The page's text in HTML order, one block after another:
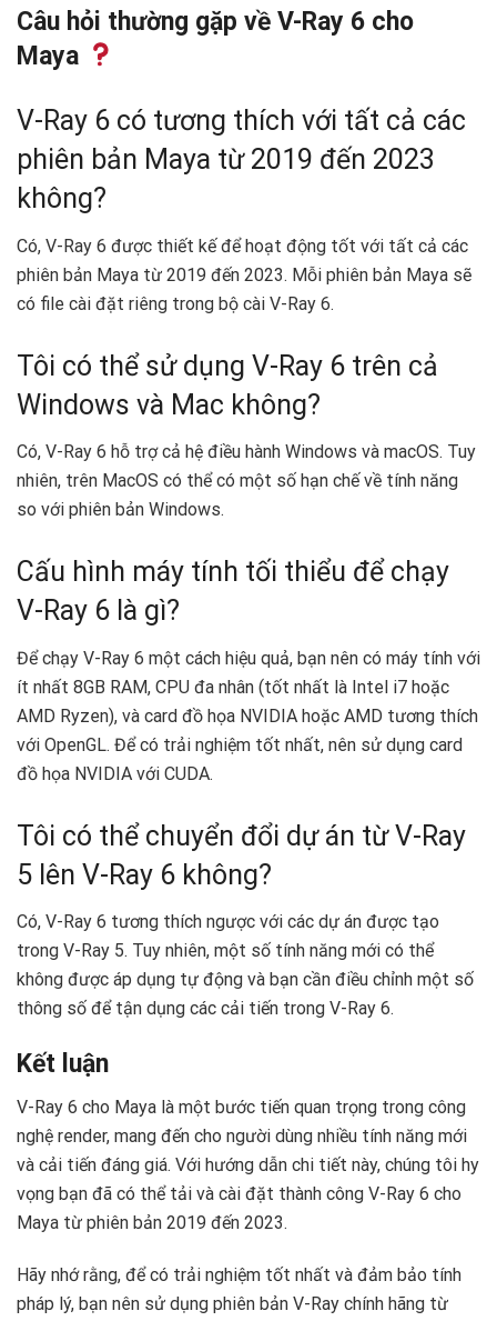
Câu hỏi thường gặp về V-Ray 6 cho
Maya
V-Ray 6 có tương thích với tất cả các
phiên bản Maya từ 2019 đến 2023
không?
Có, V-Ray 6 được thiết kế để hoạt động tốt với tất cả các
phiên bản Maya từ 2019 đến 2023. Mỗi phiên bản Maya sẽ
có file cài đặt riêng trong bộ cài V-Ray 6.
Tôi có thể sử dụng V-Ray 6 trên cả
Windows và Mac không?
Có, V-Ray 6 hỗ trợ cả hệ điều hành Windows và macOS. Tuy
nhiên, trên MacOS có thể có một số hạn chế về tính năng
so với phiên bản Windows.
Cấu hình máy tính tối thiểu để chạy
V-Ray 6 là gì?
Để chạy V-Ray 6 một cách hiệu quả, bạn nên có máy tính với
ít nhất 8GB RAM, CPU đa nhân (tốt nhất là Intel i7 hoặc
AMD Ryzen), và card đồ họa NVIDIA hoặc AMD tương thích
với OpenGL. Để có trải nghiệm tốt nhất, nên sử dụng card
đồ họa NVIDIA với CUDA.
Tôi có thể chuyển đổi dự án từ V-Ray
5 lên V-Ray 6 không?
Có, V-Ray 6 tương thích ngược với các dự án được tạo
trong V-Ray 5. Tuy nhiên, một số tính năng mới có thể
không được áp dụng tự động và bạn cần điều chỉnh một số
thông số để tận dụng các cải tiến trong V-Ray 6.
Kết luận
V-Ray 6 cho Maya là một bước tiến quan trọng trong công
nghệ render, mang đến cho người dùng nhiều tính năng mới
và cải tiến đáng giá. Với hướng dẫn chi tiết này, chúng tôi hy
vọng bạn đã có thể tải và cài đặt thành công V-Ray 6 cho
Maya từ phiên bản 2019 đến 2023.
Hãy nhớ rằng, để có trải nghiệm tốt nhất và đảm bảo tính
pháp lý, bạn nên sử dụng phiên bản V-Ray chính hãng từ